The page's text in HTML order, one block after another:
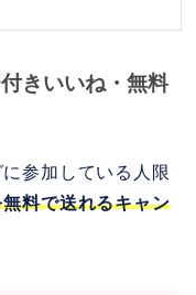
きいいね・無料
参加している人限
料で送れるキャン